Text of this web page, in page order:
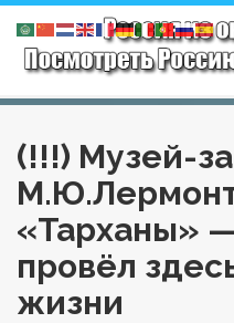
(!!!) Музей-
«Тарханы»
провёл
жизни